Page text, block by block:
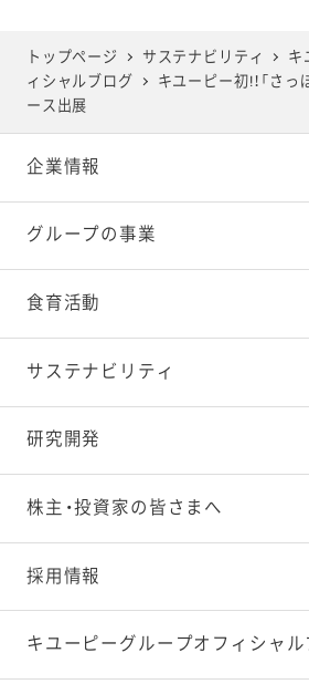
2025年4月
2025年3月
2025年2月
2024年5月
2024年4月
2024年3月
2023年6月
2023年5月
2023年4月
2022年7月
2022年6月
2022年5月
2021年8月
2021年7月
2021年6月
2020年9月
2020年8月
2020年7月
2019年10月
2019年9月
2019年8月
トップページ サステナビリティ
キ
ィシャルブログ
キユーピー初!！「さっ
ース出展
企業情報
グループの事業
食育活動
サステナビリティ
研究開発
株主・投資家の皆さまへ
採用情報
キユーピーグループオフィシャル